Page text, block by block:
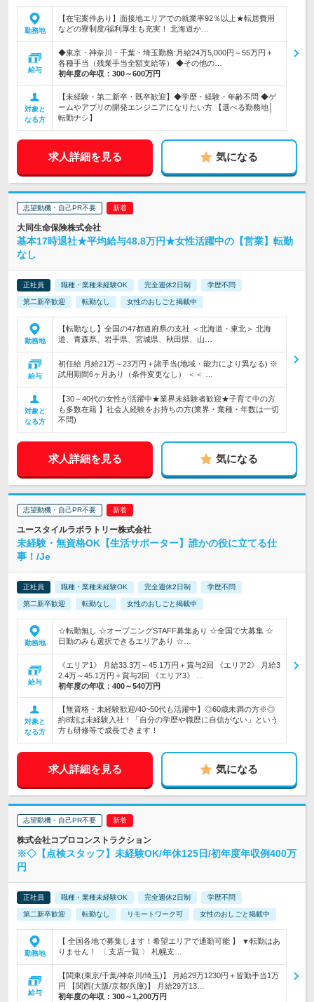
勤務地
【在宅案件あり】面接地エリアでの就業率92％以上★転居費用
などの寮制度/福利厚生も充実！ 北海道か…
給与
◆東京・神奈川・千葉・埼玉勤務:月給24万5,000円～55万円＋
各種手当（残業手当全額支給等） ◆その他の…
初年度の年収： 300～600万円
対象と
なる方
【未経験・第二新卒・既卒歓迎】◆学歴・経験・年齢不問 ◆ゲ
ームやアプリの開発エンジニアになりたい方 【選べる勤務地│
転勤ナシ】
求人詳細を見る 気になる
志望動機・自己PR不要
大同生命保険株式会社
基本17時退社★平均給与48.8万円★女性活躍中の【営業】転勤
なし
正社員 職種・業種未経験OK 完全週休2日制 学歴不問
第二新卒歓迎 転勤なし 女性のおしごと掲載中
勤務地
【転勤なし】全国の47都道府県の支社 ＜北海道・東北＞ 北海
道、青森県、岩手県、宮城県、秋田県、山…
給与
初任給 月給21万～23万円＋諸手当(地域・能力により異なる) ※
試用期間6ヶ月あり（条件変更なし） ＜＜ …
対象と
なる方
【30～40代の女性が活躍中★業界未経験者歓迎★子育て中の方
も多数在籍 】社会人経験をお持ちの方(業界・業種・年数は一切
不問)
求人詳細を見る 気になる
志望動機・自己PR不要
ユースタイルラボラトリー株式会社
未経験・無資格OK【生活サポーター】誰かの役に立てる仕
事！/Je
正社員 職種・業種未経験OK 完全週休2日制 学歴不問
第二新卒歓迎 転勤なし 女性のおしごと掲載中
勤務地
☆転勤無し ☆オープニングSTAFF募集あり ☆全国で大募集 ☆
日勤のみも選択できるエリアあり ☆…
給与
《エリア1》 月給33.3万～45.1万円＋賞与2回 《エリア2》 月給3
2.4万～45.1万円＋賞与2回 《エリア3》 …
初年度の年収： 400～540万円
対象と
なる方
【無資格・未経験歓迎/40~50代も活躍中】◎60歳未満の方※◎
約8割は未経験入社！「自分の学歴や職歴に自信がない」という
方も研修等で成長できます！
求人詳細を見る 気になる
志望動機・自己PR不要
株式会社コプロコンストラクション
※◇【点検スタッフ】未経験OK/年休125日/初年度年収例400万
円
正社員 職種・業種未経験OK 完全週休2日制 学歴不問
第二新卒歓迎 転勤なし リモートワーク可 女性のおしごと掲載中
勤務地
【 全国各地で募集します！希望エリアで通勤可能 】 ▼転勤はあ
りません！ 〈 支店一覧 〉 札幌支…
給与
【関東(東京/千葉/神奈川/埼玉)】 月給29万1230円＋皆勤手当1万
円 【関西(大阪/京都/兵庫)】 月給29万13…
初年度の年収： 300～1,200万円